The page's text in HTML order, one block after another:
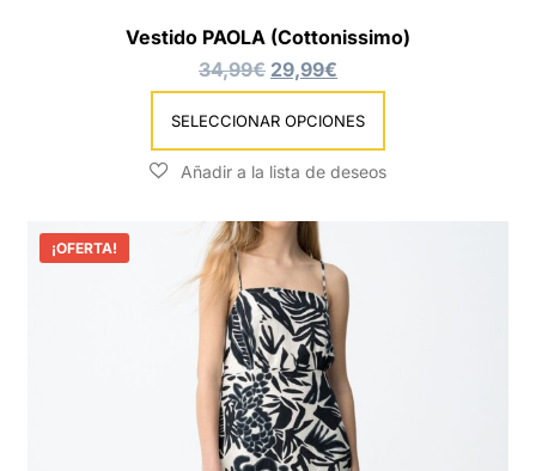
Vestido PAOLA (Cottonissimo)
34,99€ 29,99€
SELECCIONAR OPCIONES
¡OFERTA!